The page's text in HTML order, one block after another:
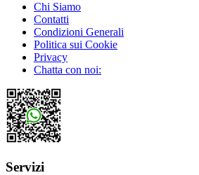
Chi Siamo
Contatti
Condizioni Generali
Politica sui Cookie
Privacy
Chatta con noi:
Servizi